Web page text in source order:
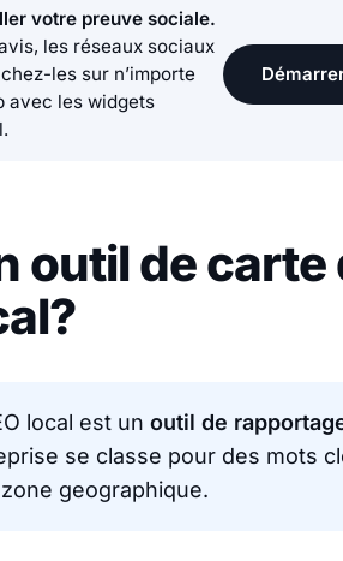
votre preuve sociale.
les réseaux sociaux
les sur n’importe
avec les widgets
outil de carte
local est un outil de
se classe pour des mots
geographique.